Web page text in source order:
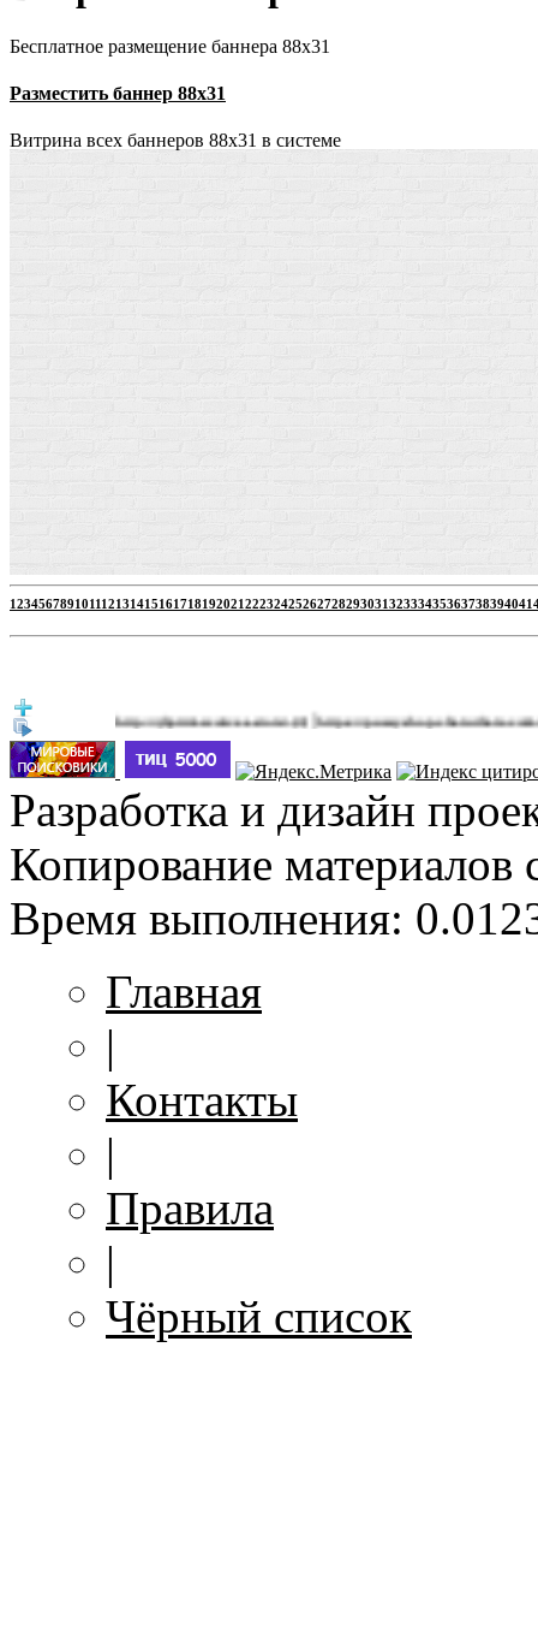
Бесплатное размещение баннера 88х31
Разместить баннер 88х31
Витрина всех баннеров 88x31 в системе
1234567891011121314151617181920212223242526272829303132333435363738394041
http://jbprimecurves.store/(3)|https://pussyshop.chaturbate.com/male-
Разработка и дизайн
Копирование материалов
Время выполнения:
Главная
|
Контакты
|
Правила
|
Чёрный список